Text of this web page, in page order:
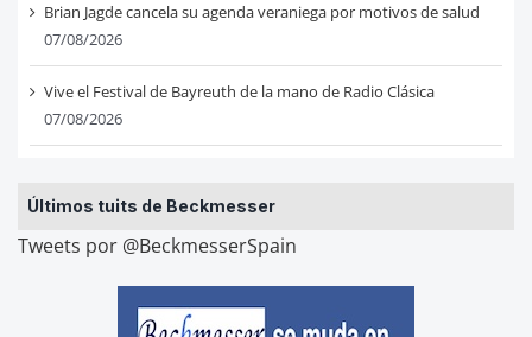
Brian Jagde cancela su agenda veraniega por motivos de salud
07/08/2026
Vive el Festival de Bayreuth de la mano de Radio Clásica
07/08/2026
Últimos tuits de Beckmesser
Tweets por @BeckmesserSpain